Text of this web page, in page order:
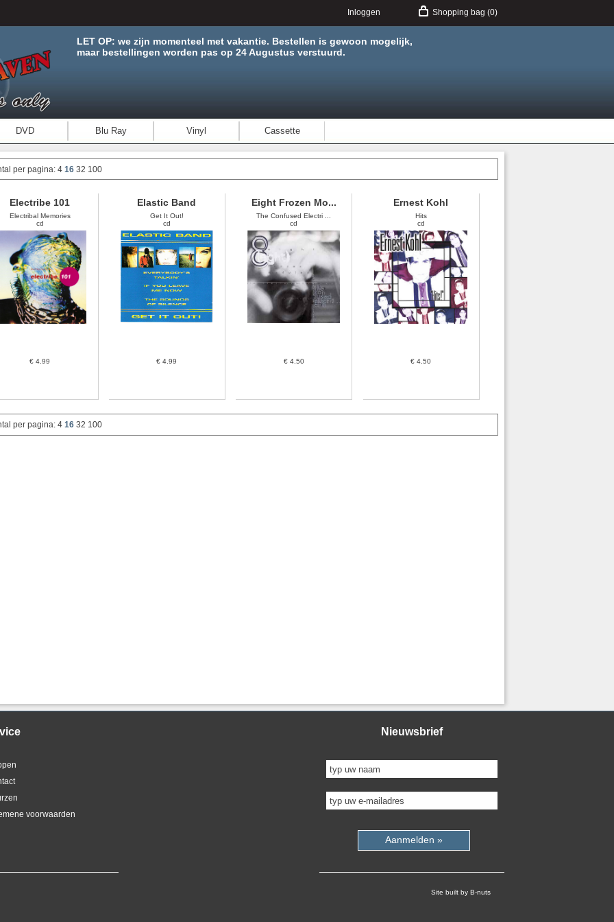
Shopping bag (0)
Inloggen
LET OP: we zijn momenteel met vakantie. Bestellen is gewoon mogelijk,
maar bestellingen worden pas op 24 Augustus verstuurd.
DVD Blu Ray Vinyl Cassette
per pagina:41632 100
Electribe 101
Electribal Memories
cd
€ 4.99
Elastic Band
Get It Out!
cd
€ 4.99
Eight Frozen Mo...
The Confused Electri ...
cd
€ 4.50
Ernest Kohl
Hits
cd
€ 4.50
per pagina:41632 100
Nieuwsbrief
Aanmelden »
voorwaarden
Site built by B-nuts